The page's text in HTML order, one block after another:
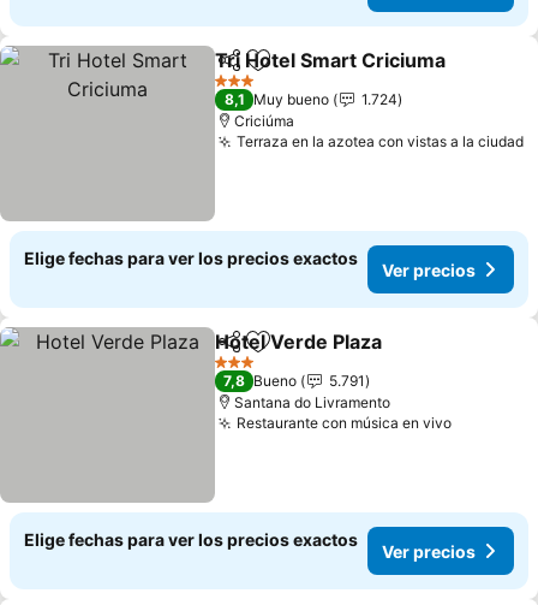
CompartirAgregar a favoritos
Tri Hotel Smart Criciuma
3 Estrellas
8,1 Muy bueno
1.724
Criciúma
Terraza en la azotea con vistas a la ciudad
Elige fechas para ver los precios exactos
Ver precios
CompartirAgregar a favoritos
Hotel Verde Plaza
3 Estrellas
7,8 Bueno
5.791
Santana do Livramento
Restaurante con música en vivo
Elige fechas para ver los precios exactos
Ver precios